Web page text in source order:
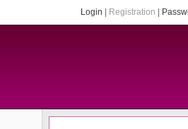
Login Registration